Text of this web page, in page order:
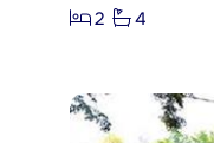
2
4